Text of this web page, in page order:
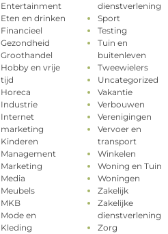
Entertainment
Eten en drinken
Financieel
Gezondheid
Groothandel
Hobby en vrije
tijd
Horeca
Industrie
Internet
marketing
Kinderen
Management
Marketing
Media
Meubels
MKB
Mode en
Kleding
dienstverlening
Sport
Testing
Tuin en
buitenleven
Tweewielers
Uncategorized
Vakantie
Verbouwen
Verenigingen
Vervoer en
transport
Winkelen
Woning en Tuin
Woningen
Zakelijk
Zakelijke
dienstverlening
Zorg